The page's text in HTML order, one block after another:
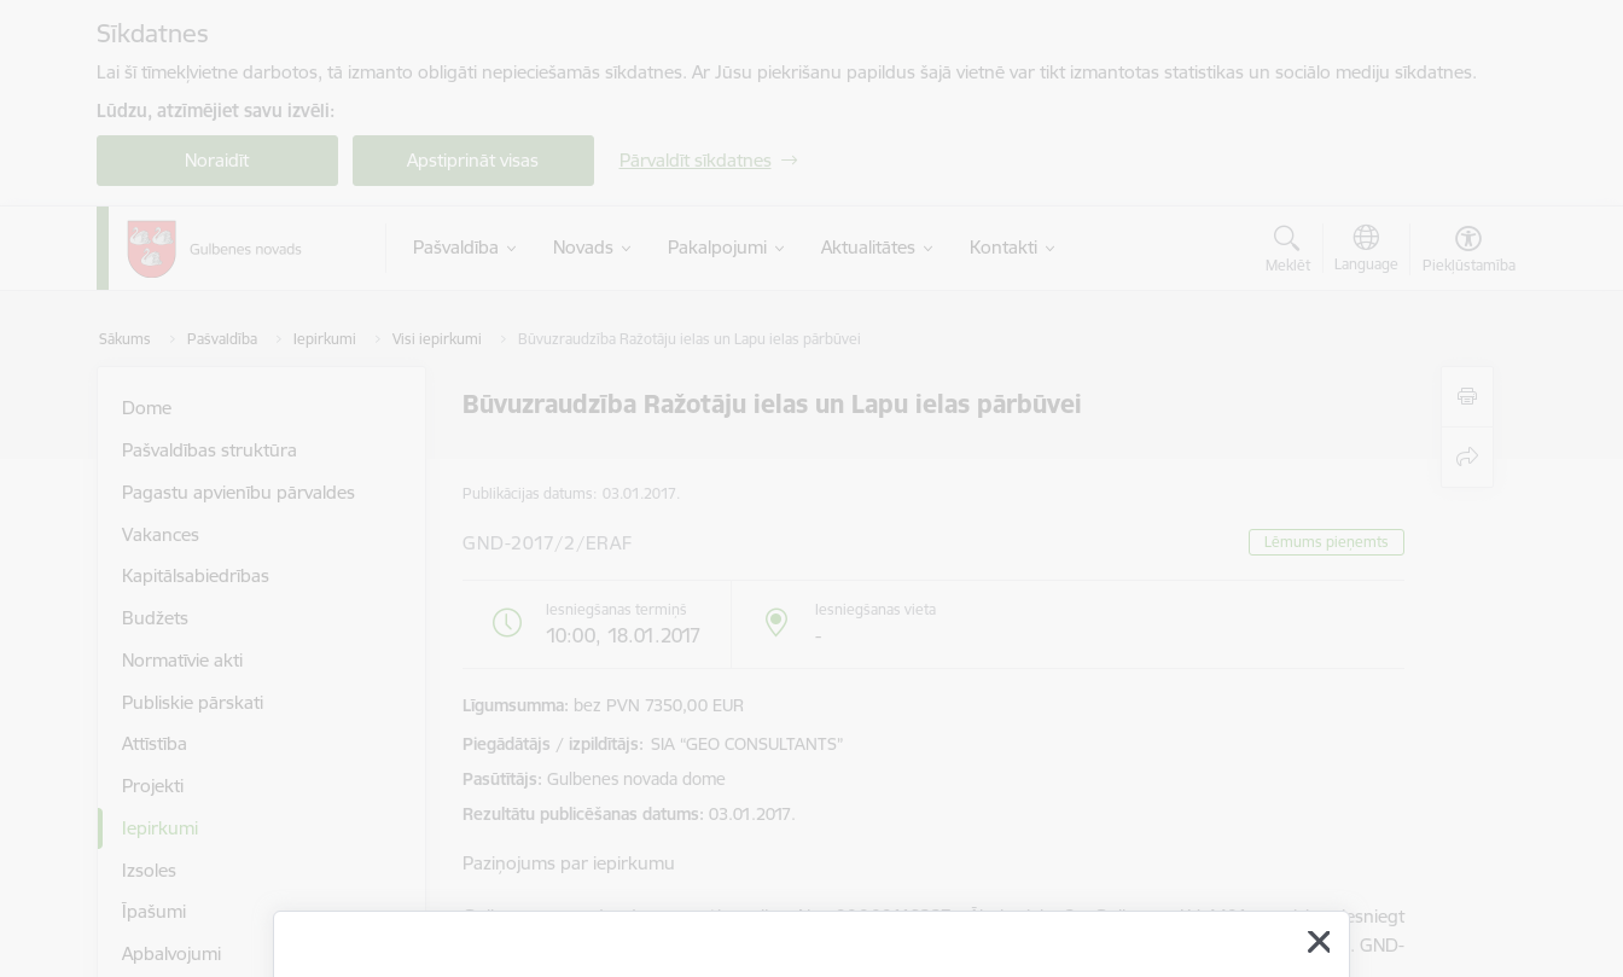
Sīkdatnes
Lai šī tīmekļvietne darbotos, tā izmanto obligāti nepieciešamās sīkdatnes. Ar Jūsu piekrišanu papildus šajā vietnē var tikt izmantotas statistikas un sociālo mediju sīkdatnes.
Lūdzu, atzīmējiet savu izvēli:
Noraidīt Apstiprināt visas Pārvaldīt sīkdatnes
Pašvaldība Novads Pakalpojumi Aktualitātes Kontakti
Meklēt Language Piekļūstamība
Sākums Pašvaldība Iepirkumi Visi iepirkumi Būvuzraudzība Ražotāju ielas un Lapu ielas pārbūvei
Būvuzraudzība Ražotāju ielas un Lapu ielas pārbūvei
Dome
Pašvaldības struktūra
Pagastu apvienību pārvaldes
Vakances
Kapitālsabiedrības
Budžets
Normatīvie akti
Publiskie pārskati
Attīstība
Projekti
Iepirkumi
Izsoles
Īpašumi
Apbalvojumi
Publikācijas datums: 03.01.2017.
GND-2017/2/ERAF Lēmums pieņemts
Iesniegšanas termiņš
10:00, 18.01.2017
Iesniegšanas vieta
-
Līgumsumma bez PVN 7350,00 EUR
Piegādātājs / izpildītājs: SIA “GEO CONSULTANTS”
Pasūtītājs Gulbenes novada dome
Rezultātu publicēšanas datums 03.01.2017.
Paziņojums par iepirkumu
Gulbenes novada dome, reģistrācijas Nr. 90009116327, Ābeļu ielā 2, Gulbenē, LV-4401, uzaicina iesniegt
piedāvājumus iepirkumam „Būvuzraudzība Ražotāju ielas un Lapu ielas pārbūvei”, iepirkuma identifikācijas Nr. GND-